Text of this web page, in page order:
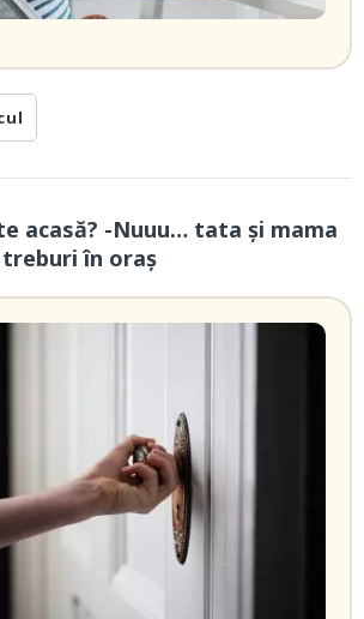
acasă? -Nuuu… tata și mama
în oraș